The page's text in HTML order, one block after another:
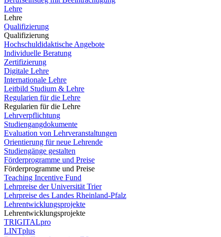
Lehre
Lehre
Qualifizierung
Qualifizierung
Hochschuldidaktische Angebote
Individuelle Beratung
Zertifizierung
Digitale Lehre
Internationale Lehre
Leitbild Studium & Lehre
Regularien für die Lehre
Regularien für die Lehre
Lehrverpflichtung
Studiengangdokumente
Evaluation von Lehrveranstaltungen
Orientierung für neue Lehrende
Studiengänge gestalten
Förderprogramme und Preise
Förderprogramme und Preise
Teaching Incentive Fund
Lehrpreise der Universität Trier
Lehrpreise des Landes Rheinland-Pfalz
Lehrentwicklungsprojekte
Lehrentwicklungsprojekte
TRIGITALpro
LINTplus